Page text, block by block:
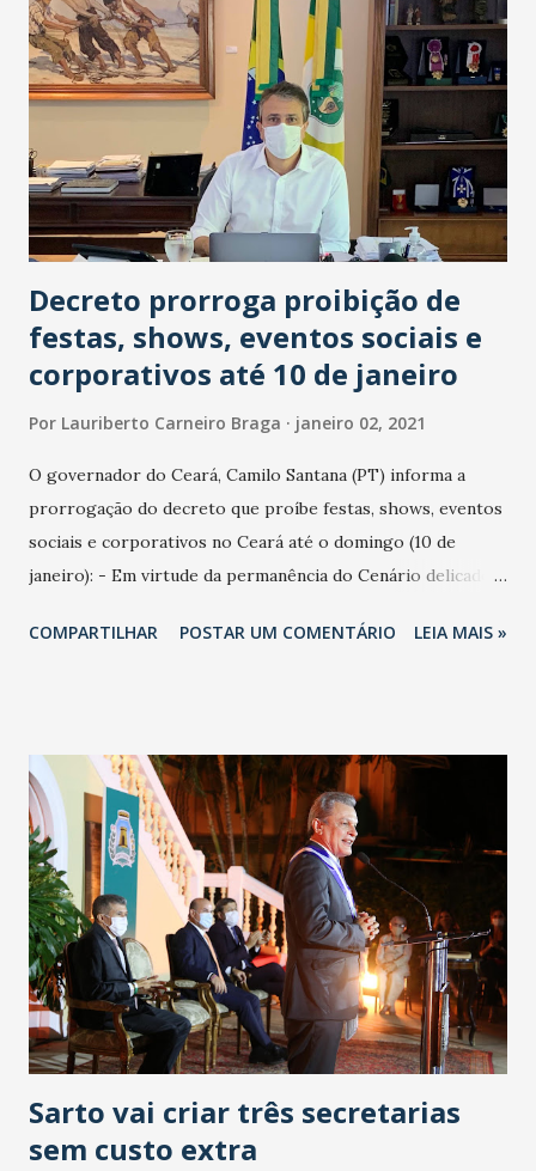
Campo' vai ao ar de três às quatro da tarde, na Ceará Rádio
Clube AM 1,200.
Decreto prorroga proibição de
festas, shows, eventos sociais e
corporativos até 10 de janeiro
Por Lauriberto Carneiro Braga janeiro 02, 2021
O governador do Ceará, Camilo Santana (PT) informa a
prorrogação do decreto que proíbe festas, shows, eventos
sociais e corporativos no Ceará até o domingo (10 de
janeiro): - Em virtude da permanência do Cenário delicado
Estaduais relativos à Covid definiu que o Decreto
próxima segunda-feira (4), também será prorrogado até o
próximo domingo (10), juntamente com o outro Decreto
em vigor, até que analisemos os indicadores ao longo da
semana para novas definições. - Seguimos o princípio da
precaução. - O aumento de casos de Covid tem ocorrido
em todo o Brasil e no Mundo. Aqui no Ceará já avançamos
muito no enfrentamento à Pandemia, acredito estarmos
perto de vencer essa luta, mas precisamos tomar as
medidas que forem necessárias para que essa Segunda
Onda n...
COMPARTILHAR POSTAR UM COMENTÁRIO LEIA MAIS »
Sarto vai criar três secretarias
sem custo extra